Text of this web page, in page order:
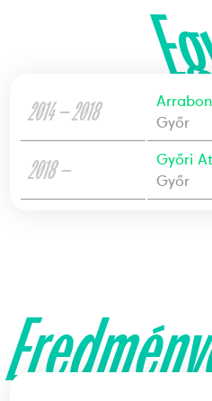
2014 — 2018
Győr
2018 —
Győri
Győr